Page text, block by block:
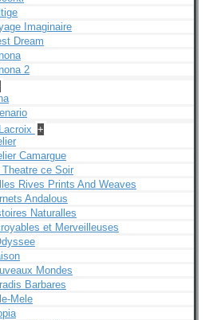
Imaginaire
Dream
2
+
Camargue
Theatre ce Soir
Rives Prints And Weaves
Andalous
Naturalles
et Merveilleuses
Mondes
Barbares
Mele